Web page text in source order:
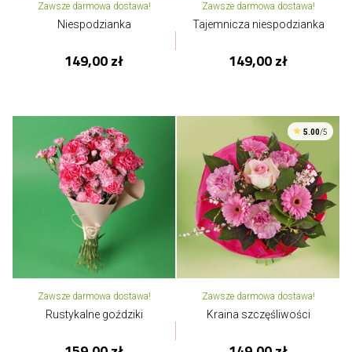
Zawsze darmowa dostawa!
Niespodzianka
149,00 zł
Zawsze darmowa dostawa!
Tajemnicza niespodzianka
149,00 zł
Zawsze darmowa dostawa!
Rustykalne goździki
5.00/5
Zawsze darmowa dostawa!
Kraina szczęśliwości